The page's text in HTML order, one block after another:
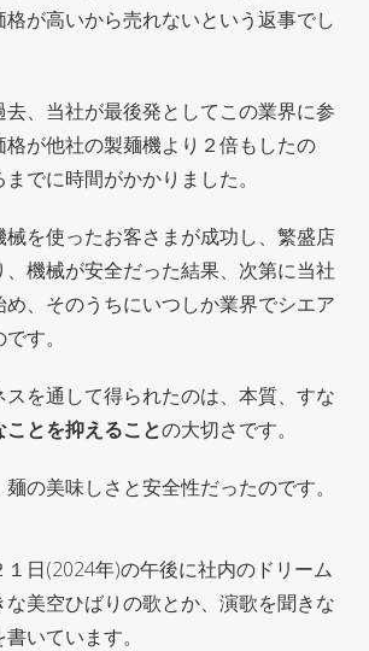
が高いから売れないという返事でし
去、当社が最後発としてこの業界に参
格が他社の製麺機より２倍もしたの
でに時間がかかりました。
械を使ったお客さまが成功し、繁盛店
機械が安全だった結果、次第に当社
、そのうちにいつしか業界でシエア
す。
を通して得られたのは、本質、すな
とを抑えることの大切さです。
の美味しさと安全性だったのです。
日(2024年)の午後に社内のドリーム
美空ひばりの歌とか、演歌を聞きな
いています。